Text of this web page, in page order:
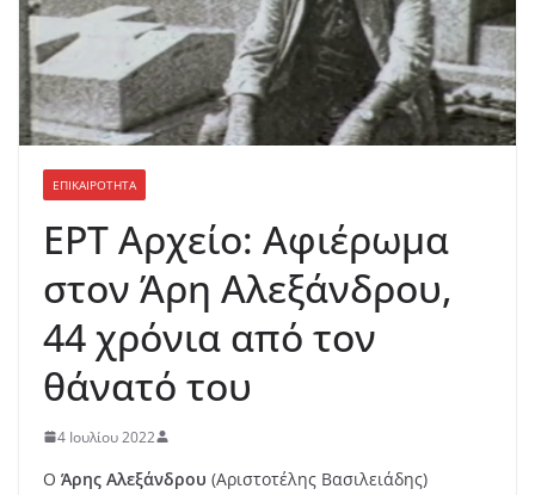
ΕΠΙΚΑΙΡΟΤΗΤΑ
ΕΡΤ Αρχείο: Αφιέρωμα
στον Άρη Αλεξάνδρου,
44 χρόνια από τον
θάνατό του
4 Ιουλίου 2022
Ο Άρης Αλεξάνδρου (Αριστοτέλης Βασιλειάδης)